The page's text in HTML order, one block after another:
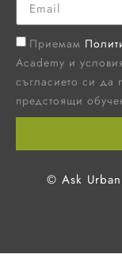
Приемам
Academy и
съгласието си да
предстоящи
© Ask